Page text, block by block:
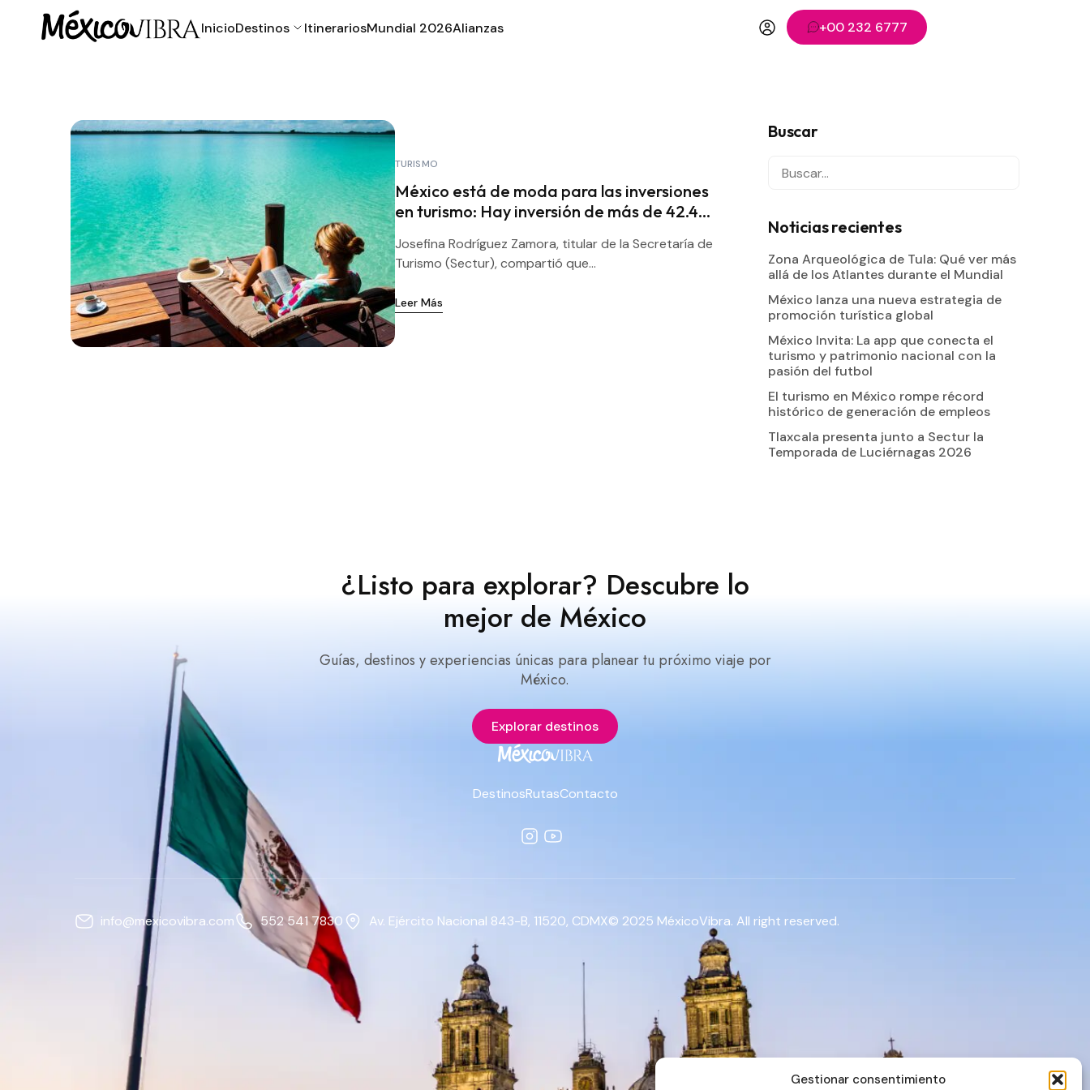
Gestionar consentimiento
InicioDestinos ItinerariosMundial 2026Alianzas +00 232 6777
TURISMO
México está de moda para las inversiones
en turismo: Hay inversión de más de 42.4
Josefina Rodríguez Zamora, titular de la Secretaría de
Turismo (Sectur), compartió que...
Leer Más
Buscar
Noticias recientes
Zona Arqueológica de Tula: Qué ver más
allá de los Atlantes durante el Mundial
México lanza una nueva estrategia de
promoción turística global
México Invita: La app que conecta el
turismo y patrimonio nacional con la
pasión del futbol
El turismo en México rompe récord
histórico de generación de empleos
Tlaxcala presenta junto a Sectur la
Temporada de Luciérnagas 2026
¿Listo para explorar? Descubre lo
mejor de México
Guías, destinos y experiencias únicas para planear tu próximo viaje por
México.
Explorar destinos
DestinosRutasContacto
info@mexicovibra.com 552 541 7830 Av. Ejército Nacional 843-B, 11520, CDMX© 2025 MéxicoVibra. All right reserved.